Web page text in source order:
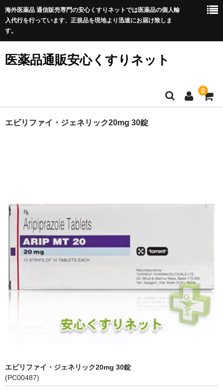
海外医薬品 通信販売専門の安心くすりネットでは医薬品の個人輸
入代行を行っています、正規品を現地より迅速にお届け致しま
す。
医薬品通販安心くすりネット
0
ホーム
プライバシーポリシー
エビリファイ・ジェネリック20mg 30錠
エビリファイ・ジェネリック20mg 30錠
(PC00487)